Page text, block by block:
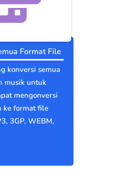
Format File
konversi semua
musik untuk
mengonversi
ke format file
3GP, WEBM,